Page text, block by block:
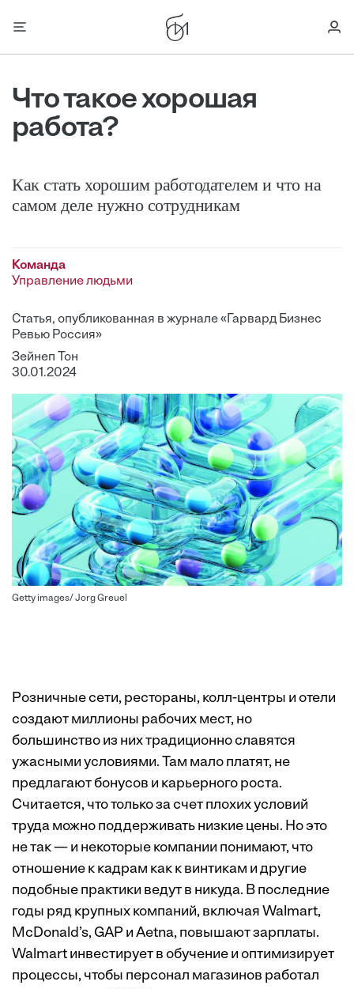
Что такое хорошая
работа?
Как стать хорошим работодателем и что на
самом деле нужно сотрудникам
Команда
Управление людьми
Статья, опубликованная в журнале «Гарвард Бизнес
Ревью Россия»
Зейнеп Тон
30.01.2024
Getty images/ Jorg Greuel
Розничные сети, рестораны, колл-центры и отели
создают миллионы рабочих мест, но
большинство из них традиционно славятся
ужасными условиями. Там мало платят, не
предлагают бонусов и карьерного роста.
Считается, что только за счет плохих условий
труда можно поддерживать низкие цены. Но это
не так — и некоторые компании понимают, что
отношение к кадрам как к винтикам и другие
подобные практики ведут в никуда. В последние
годы ряд крупных компаний, включая Walmart,
McDonald’s, GAP и Aetna, повышают зарплаты.
Walmart инвестирует в обучение и оптимизирует
процессы, чтобы персонал магазинов работал